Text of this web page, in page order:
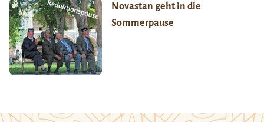
Novastan geht in die
Sommerpause